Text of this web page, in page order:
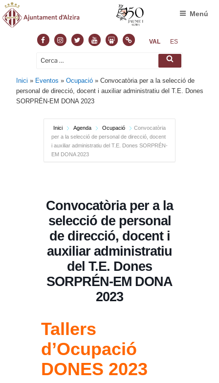
FacebookInstagram
TwitterYoutubeSlideshare
NormasVAL ES
Cerca: Cerca
Menú
Inici » Eventos »Ocupació »Convocatòria per a la selecció de
personal de direcció, docent i auxiliar administratiu del T.E. Dones
SORPRÉN-EM DONA 2023
Inici Agenda Ocupació
Convocatòria
per a la selecció de personal de direcció, docent
i auxiliar administratiu del T.E. Dones SORPRÉN-
EM DONA 2023
Convocatòria per a la
selecció de personal
de direcció, docent i
auxiliar administratiu
del T.E. Dones
SORPRÉN-EM DONA
2023
Tallers
d’Ocupació
DONES 2023